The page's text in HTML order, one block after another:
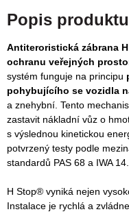
Popis produktu
Antiteroristická zábrana
ochranu veřejných
systém funguje na principu
pohybujícího se vozidla
a znehybní. Tento
zastavit nákladní vůz o
s výslednou kinetickou
potvrzený testy podle
standardů PAS 68 a IWA 14.
H Stop® vyniká nejen
Instalace je rychlá a